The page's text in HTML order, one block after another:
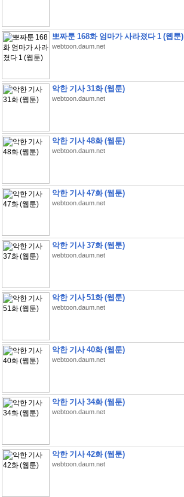
뽀짜툰 168화 엄마가 사라졌다 1 (웹툰)
webtoon.daum.net
악한 기사 31화 (웹툰)
webtoon.daum.net
악한 기사 48화 (웹툰)
webtoon.daum.net
악한 기사 47화 (웹툰)
webtoon.daum.net
악한 기사 37화 (웹툰)
webtoon.daum.net
악한 기사 51화 (웹툰)
webtoon.daum.net
악한 기사 40화 (웹툰)
webtoon.daum.net
악한 기사 34화 (웹툰)
webtoon.daum.net
악한 기사 42화 (웹툰)
webtoon.daum.net